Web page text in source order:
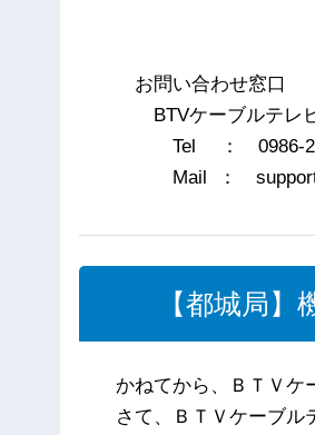
お問い合わせ窓口
BTVケーブルテレ
Tel ： 0986-
Mail ：
【都城局
かねてから、ＢＴＶケ
さて、ＢＴＶケーブル